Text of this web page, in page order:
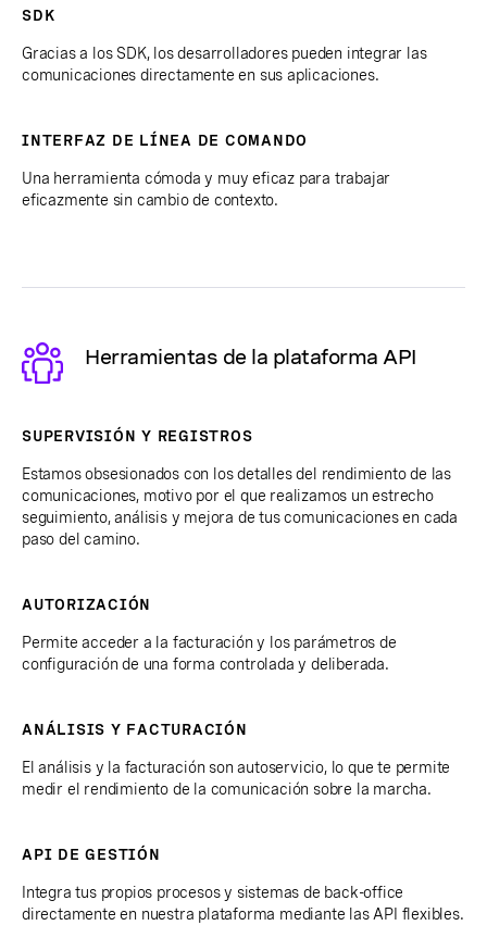
SDK
Gracias a los SDK, los desarrolladores pueden integrar las
comunicaciones directamente en sus aplicaciones.
INTERFAZ DE LÍNEA DE COMANDO
Una herramienta cómoda y muy eficaz para trabajar
eficazmente sin cambio de contexto.
Herramientas de la plataforma API
SUPERVISIÓN Y REGISTROS
Estamos obsesionados con los detalles del rendimiento de las
comunicaciones, motivo por el que realizamos un estrecho
seguimiento, análisis y mejora de tus comunicaciones en cada
paso del camino.
AUTORIZACIÓN
Permite acceder a la facturación y los parámetros de
configuración de una forma controlada y deliberada.
ANÁLISIS Y FACTURACIÓN
El análisis y la facturación son autoservicio, lo que te permite
medir el rendimiento de la comunicación sobre la marcha.
API DE GESTIÓN
Integra tus propios procesos y sistemas de back-office
directamente en nuestra plataforma mediante las API flexibles.